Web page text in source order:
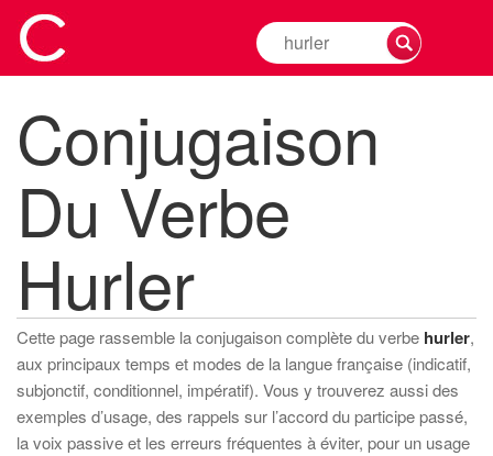
Rechercher
la
d'un
verbe
Conjugaison
Du Verbe
Hurler
Cette page rassemble la conjugaison complète du verbe hurler,
aux principaux temps et modes de la langue française (indicatif,
subjonctif, conditionnel, impératif). Vous y trouverez aussi des
exemples d’usage, des rappels sur l’accord du participe passé,
la voix passive et les erreurs fréquentes à éviter, pour un usage